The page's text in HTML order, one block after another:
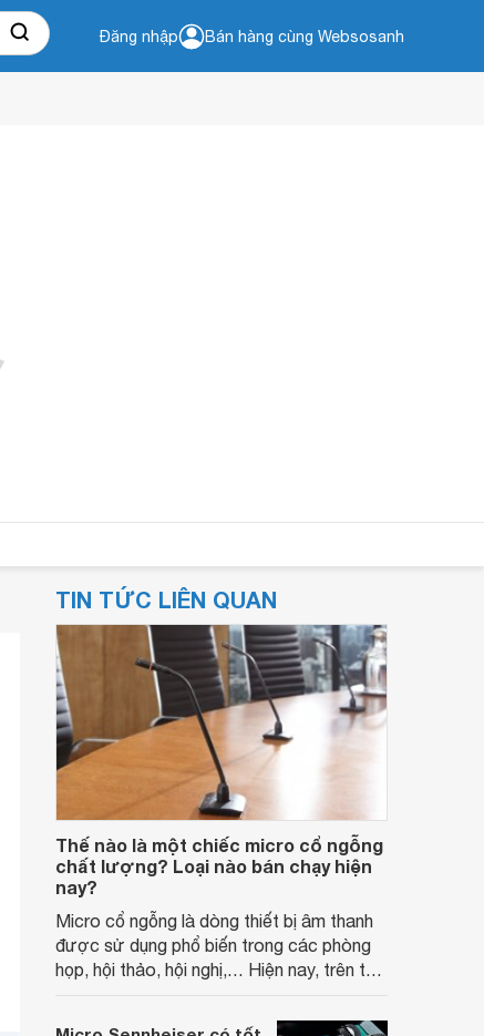
Đăng nhập Bán hàng cùng Websosanh
TIN TỨC LIÊN QUAN
Thế nào là một chiếc micro cổ ngỗng
chất lượng? Loại nào bán chạy hiện
nay?
Micro cổ ngỗng là dòng thiết bị âm thanh
được sử dụng phổ biến trong các phòng
họp, hội thảo, hội nghị,… Hiện nay, trên thị
mẫu mã đến từ nhiều thương hiệu khác